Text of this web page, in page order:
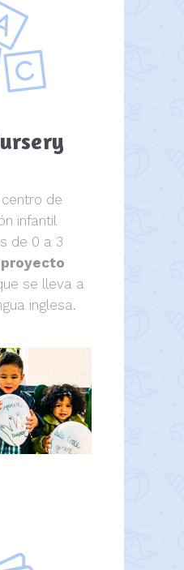
de
infantil
de 0 a 3
proyecto
se lleva a
inglesa.